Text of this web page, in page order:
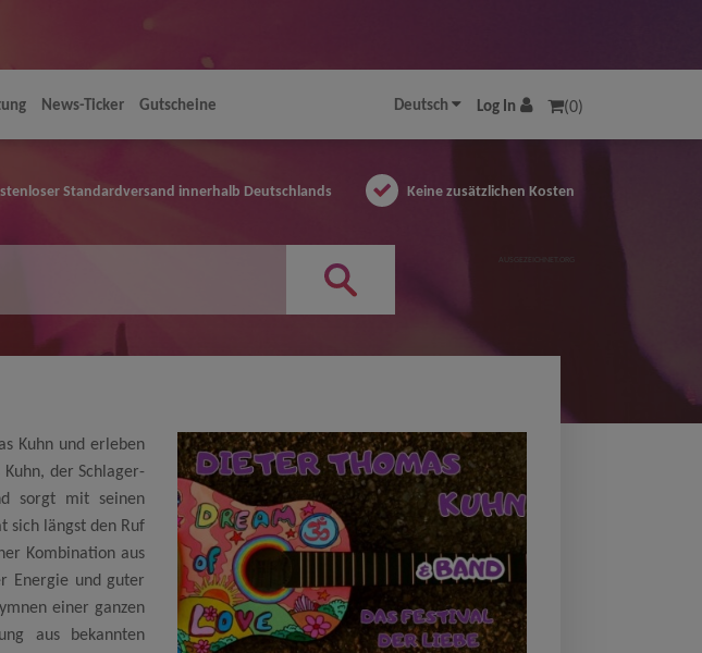
Deutsch Log In (0)
News-Ticker Gutscheine
Standardversand innerhalb Deutschlands Keine zusätzlichen Kosten
Kuhn und erleben
der Schlager-
sorgt mit seinen
sich längst den Ruf
Kombination aus
Energie und guter
einer ganzen
aus bekannten